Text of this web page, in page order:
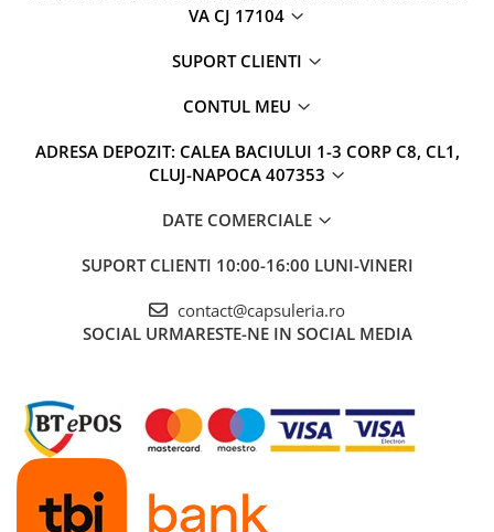
VA CJ 17104
SUPORT CLIENTI
CONTUL MEU
ADRESA DEPOZIT: CALEA BACIULUI 1-3 CORP C8, CL1,
CLUJ-NAPOCA 407353
DATE COMERCIALE
SUPORT CLIENTI 10:00-16:00 LUNI-VINERI
contact@capsuleria.ro
SOCIAL URMARESTE-NE IN SOCIAL MEDIA